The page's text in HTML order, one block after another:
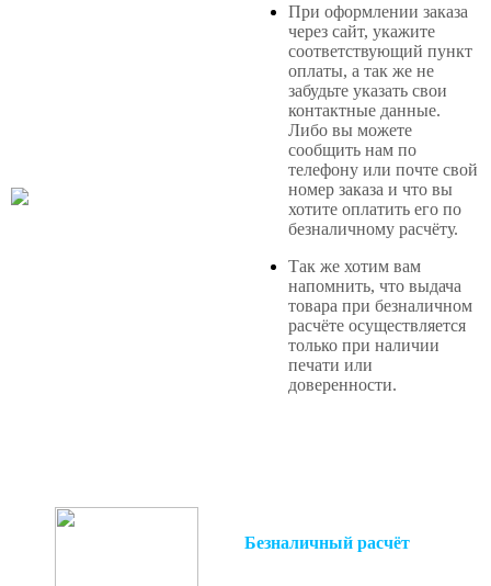
При оформлении заказа
через сайт, укажите
соответствующий пункт
оплаты, а так же не
забудьте указать свои
контактные данные.
Либо вы можете
сообщить нам по
телефону или почте свой
номер заказа и что вы
хотите оплатить его по
безналичному расчёту.
Так же хотим вам
напомнить, что выдача
товара при безналичном
расчёте осуществляется
только при наличии
печати или
доверенности.
Безналичный расчёт